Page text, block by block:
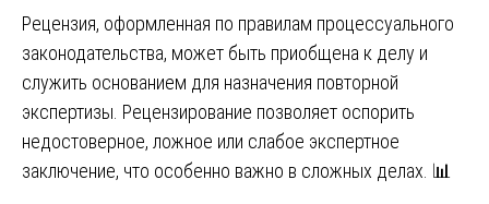
Рецензия, оформленная по правилам процессуального
законодательства, может быть приобщена к делу и
служить основанием для назначения повторной
экспертизы. Рецензирование позволяет оспорить
недостоверное, ложное или слабое экспертное
заключение, что особенно важно в сложных делах. 📊